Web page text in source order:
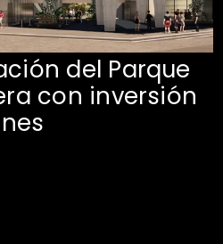
del Parque
con inversión